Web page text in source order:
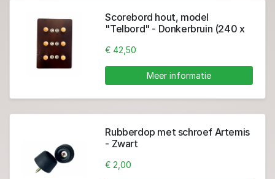
Scorebord hout, model
"Telbord" - Donkerbruin (240 x
€ 42,50
Meer informatie
Rubberdop met schroef Artemis
- Zwart
€ 2,00